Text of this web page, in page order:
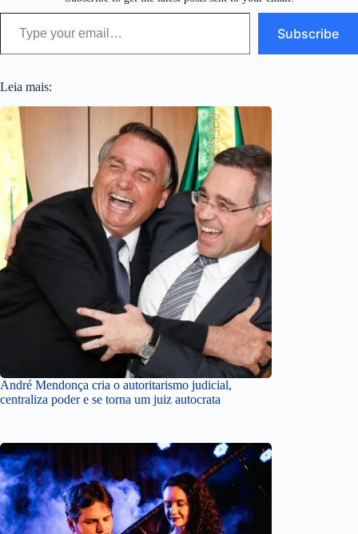
Type your email…
Subscribe
Leia mais:
André Mendonça cria o autoritarismo judicial,
centraliza poder e se torna um juiz autocrata